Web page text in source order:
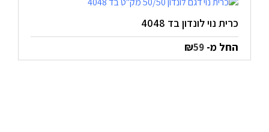
כרית נוי לונדון בד 4048
החל מ-
₪59